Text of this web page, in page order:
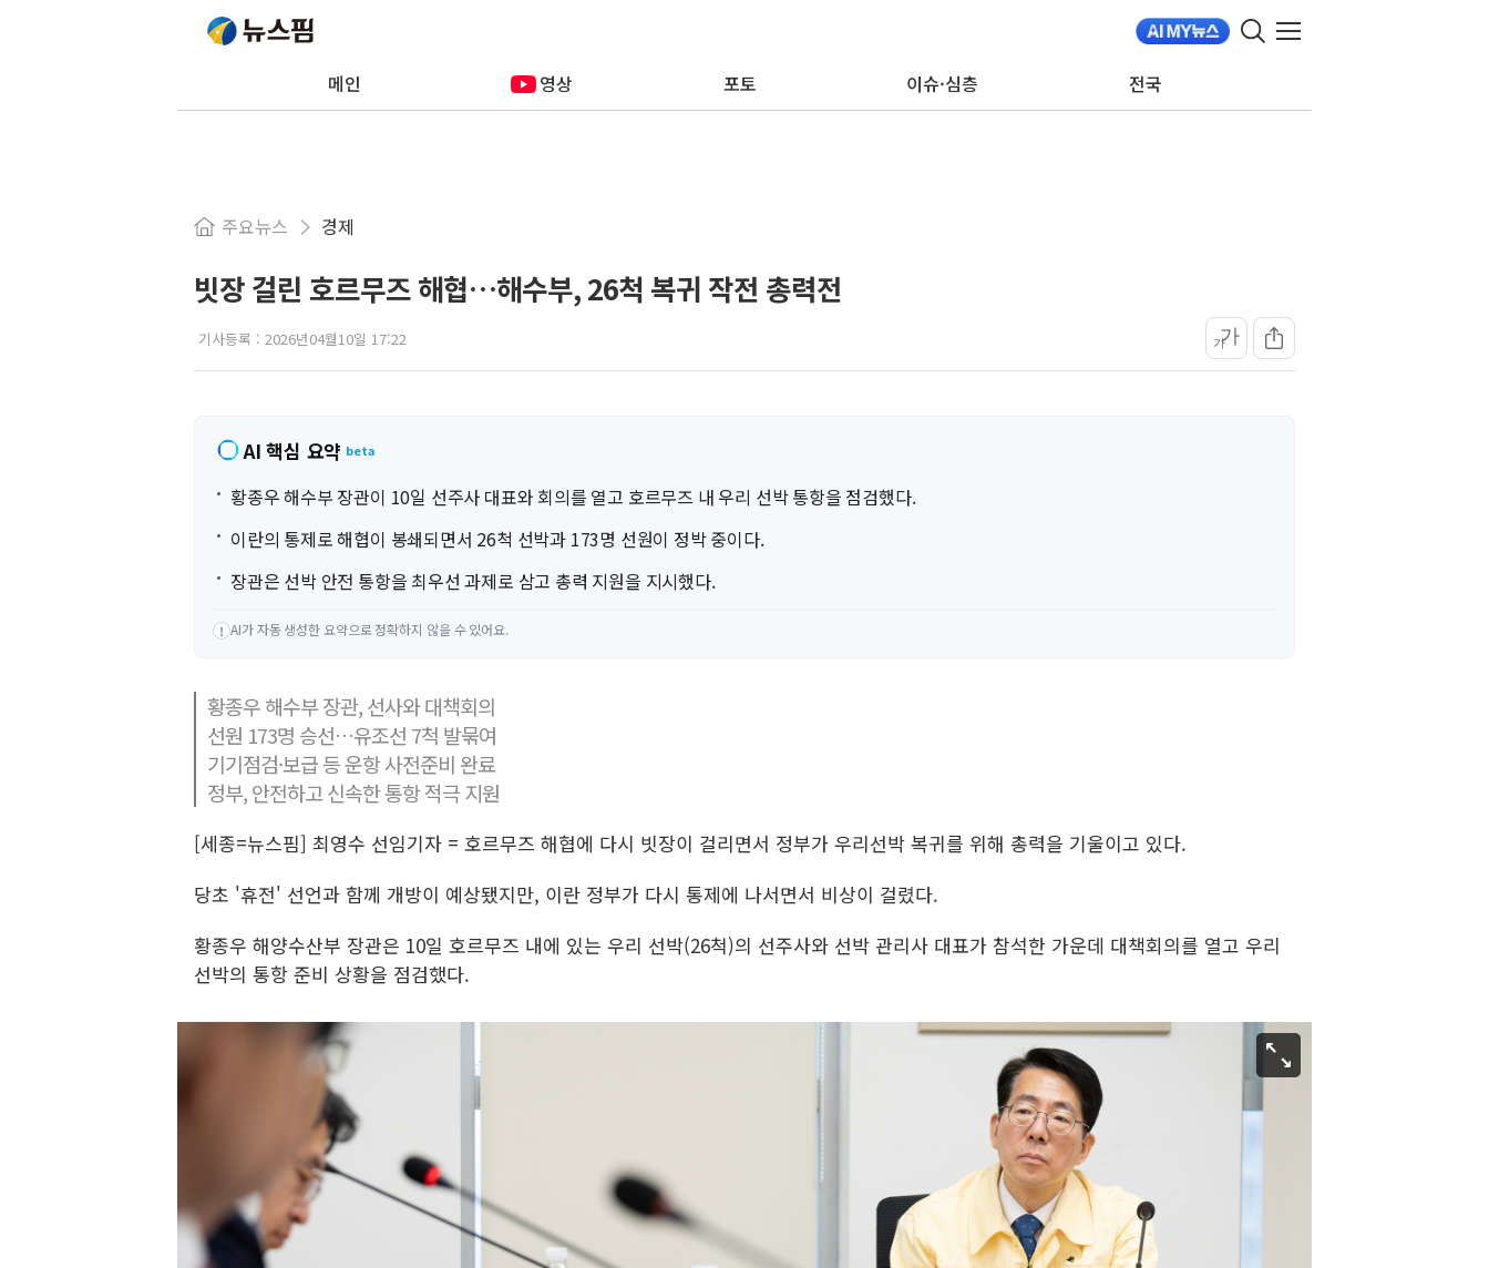
메인 영상 포토 이슈·심층 전국
주요뉴스 경제
빗장 걸린 호르무즈 해협…해수부, 26척 복귀 작전 총력전
기사등록 : 2026년04월10일 17:22 가가
AI 핵심 요약 beta
황종우 해수부 장관이 10일 선주사 대표와 회의를 열고 호르무즈 내 우리 선박 통항을 점검했다.
이란의 통제로 해협이 봉쇄되면서 26척 선박과 173명 선원이 정박 중이다.
장관은 선박 안전 통항을 최우선 과제로 삼고 총력 지원을 지시했다.
! AI가 자동 생성한 요약으로 정확하지 않을 수 있어요.
황종우 해수부 장관, 선사와 대책회의
선원 173명 승선…유조선 7척 발묶여
기기점검·보급 등 운항 사전준비 완료
정부, 안전하고 신속한 통항 적극 지원
[세종=뉴스핌] 최영수 선임기자 = 호르무즈 해협에 다시 빗장이 걸리면서 정부가 우리선박 복귀를 위해 총력을 기울이고 있다.
당초 '휴전' 선언과 함께 개방이 예상됐지만, 이란 정부가 다시 통제에 나서면서 비상이 걸렸다.
황종우 해양수산부 장관은 10일 호르무즈 내에 있는 우리 선박(26척)의 선주사와 선박 관리사 대표가 참석한 가운데 대책회의를 열고 우리
선박의 통항 준비 상황을 점검했다.